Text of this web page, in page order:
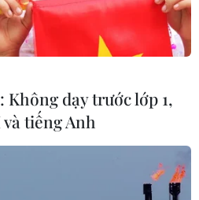
Không dạy trước lớp 1,
tiếng Anh